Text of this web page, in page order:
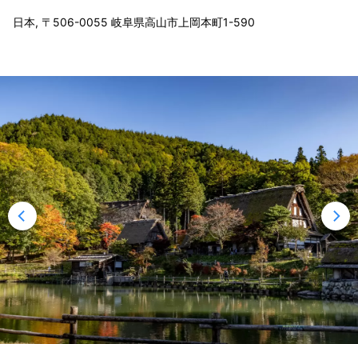
日本, 〒506-0055 岐阜県高山市上岡本町1-590